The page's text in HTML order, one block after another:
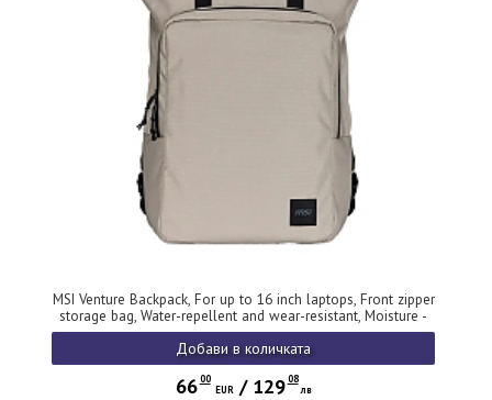
MSI Venture Backpack, For up to 16 inch laptops, Front zipper
storage bag, Water-repellent and wear-resistant, Moisture -
bacteria proof, Environmentally certification, Desert beige
grey, 46 x 40 x 15cm , easily accommodating laptops under
16 inches
Добави в количката
66 00
EUR/ 129 08
лв